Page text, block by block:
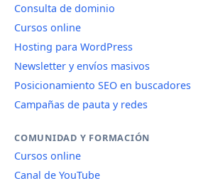
Consulta de dominio
Cursos online
Hosting para WordPress
Newsletter y envíos masivos
Posicionamiento SEO en buscadores
Campañas de pauta y redes
COMUNIDAD Y FORMACIÓN
Cursos online
Canal de YouTube